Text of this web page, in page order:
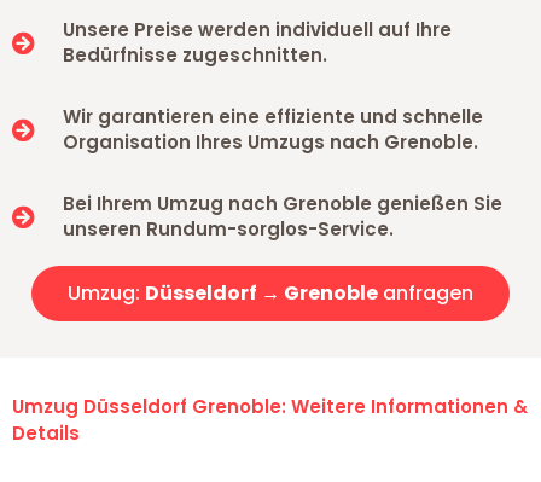
Unsere Preise werden individuell auf Ihre
Bedürfnisse zugeschnitten.
Wir garantieren eine effiziente und schnelle
Organisation Ihres Umzugs nach Grenoble.
Bei Ihrem Umzug nach Grenoble genießen Sie
unseren Rundum-sorglos-Service.
Umzug: Düsseldorf → Grenoble anfragen
Umzug Düsseldorf Grenoble: Weitere Informationen &
Details